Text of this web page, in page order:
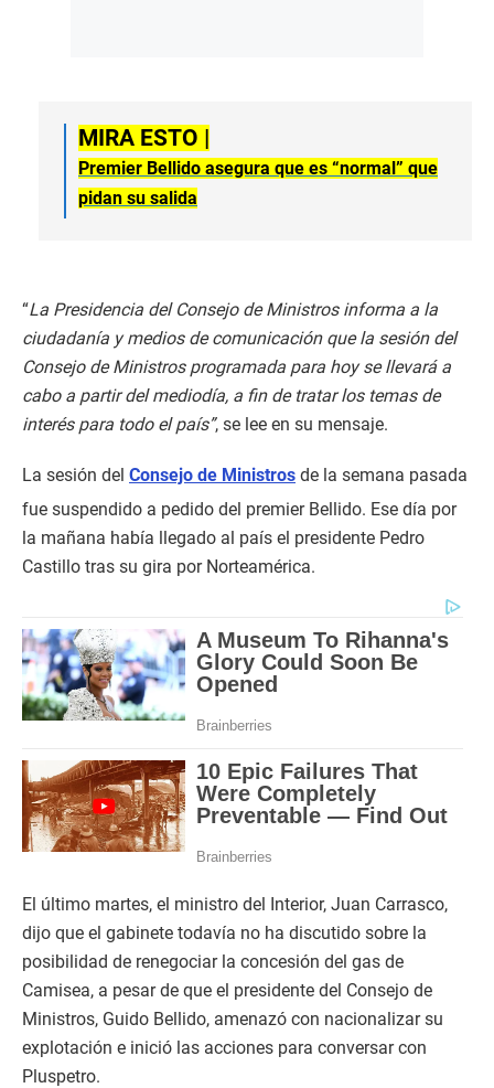
MIRA ESTO |
Premier Bellido asegura que es “normal” que
pidan su salida
“La Presidencia del Consejo de Ministros informa a la
ciudadanía y medios de comunicación que la sesión del
Consejo de Ministros programada para hoy se llevará a
cabo a partir del mediodía, a fin de tratar los temas de
interés para todo el país”, se lee en su mensaje.
La sesión del Consejo de Ministros de la semana pasada
fue suspendido a pedido del premier Bellido. Ese día por
la mañana había llegado al país el presidente Pedro
Castillo tras su gira por Norteamérica.
El último martes, el ministro del Interior, Juan Carrasco,
dijo que el gabinete todavía no ha discutido sobre la
posibilidad de renegociar la concesión del gas de
Camisea, a pesar de que el presidente del Consejo de
Ministros, Guido Bellido, amenazó con nacionalizar su
explotación e inició las acciones para conversar con
Pluspetro.